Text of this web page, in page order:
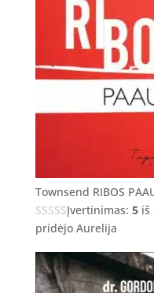
Townsend RIBOS
Įvertinimas: 5iš
pridėjo Aurelija